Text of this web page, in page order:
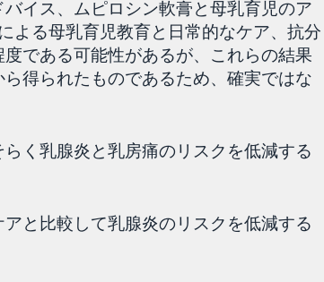
イス、ムピロシン軟膏と母乳育児のア
よる母乳育児教育と日常的なケア、抗分
である可能性があるが、これらの結果
得られたものであるため、確実ではな
く乳腺炎と乳房痛のリスクを低減する
と比較して乳腺炎のリスクを低減する